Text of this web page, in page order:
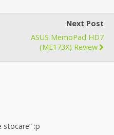
Next Post
ASUS MemoPad HD7
(ME173X) Review
stocare” :p